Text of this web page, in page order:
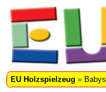
EU Holzspielzeug »